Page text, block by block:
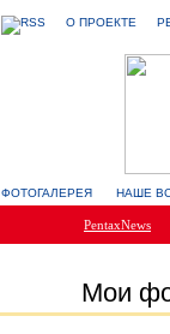
О ПРОЕКТЕ
ФОТОГАЛЕРЕЯ НАШЕ
PentaxNews
Мои